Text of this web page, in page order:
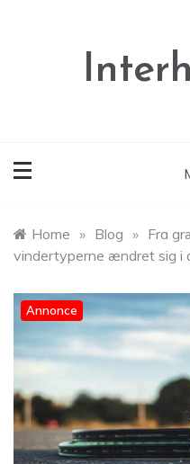
Home » Blog » Fra
vindertyperne ændret sig i
Annonce